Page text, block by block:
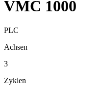
VMC 1000
PLC
Achsen
3
Zyklen